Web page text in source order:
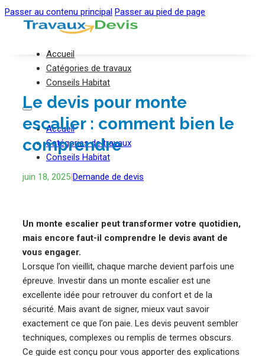
Passer au contenu principal Passer au pied de page
Accueil
Catégories de travaux
Conseils Habitat
Accueil
Catégories de travaux
Conseils Habitat
Le devis pour monte
escalier : comment bien le
comprendre
juin 18, 2025 Demande de devis
Un monte escalier peut transformer votre quotidien,
mais encore faut-il comprendre le devis avant de
vous engager.
Lorsque l’on vieillit, chaque marche devient parfois une
épreuve. Investir dans un monte escalier est une
excellente idée pour retrouver du confort et de la
sécurité. Mais avant de signer, mieux vaut savoir
exactement ce que l’on paie. Les devis peuvent sembler
techniques, complexes ou remplis de termes obscurs.
Ce guide est conçu pour vous apporter des explications